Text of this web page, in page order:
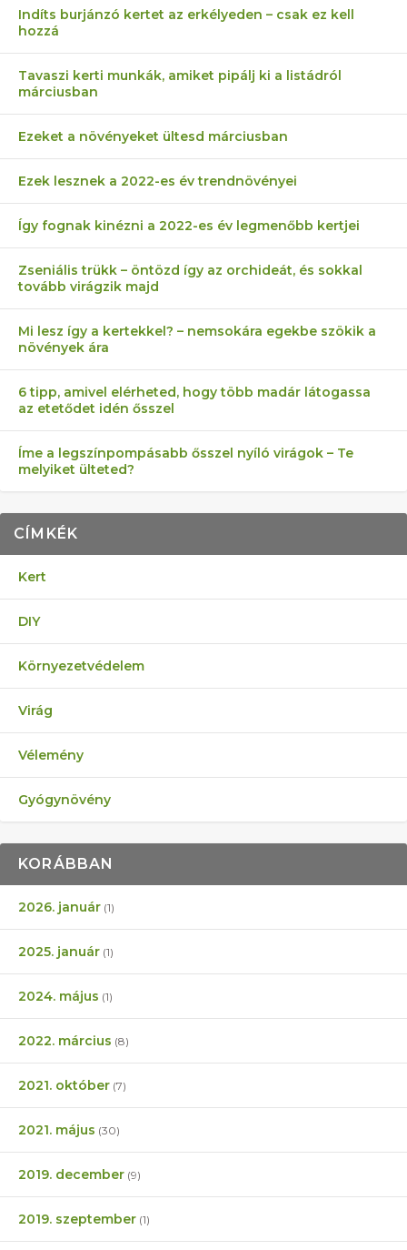
Indíts burjánzó kertet az erkélyeden – csak ez kell
hozzá
Tavaszi kerti munkák, amiket pipálj ki a listádról
márciusban
Ezeket a növényeket ültesd márciusban
Ezek lesznek a 2022-es év trendnövényei
Így fognak kinézni a 2022-es év legmenőbb kertjei
Zseniális trükk – öntözd így az orchideát, és sokkal
tovább virágzik majd
Mi lesz így a kertekkel? – nemsokára egekbe szökik a
növények ára
6 tipp, amivel elérheted, hogy több madár látogassa
az etetődet idén ősszel
Íme a legszínpompásabb ősszel nyíló virágok – Te
melyiket ülteted?
CÍMKÉK
Kert
DIY
Környezetvédelem
Virág
Vélemény
Gyógynövény
KORÁBBAN
2026. január (1)
2025. január (1)
2024. május (1)
2022. március (8)
2021. október (7)
2021. május (30)
2019. december (9)
2019. szeptember (1)